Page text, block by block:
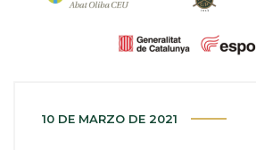
10 DE MARZO DE 2021